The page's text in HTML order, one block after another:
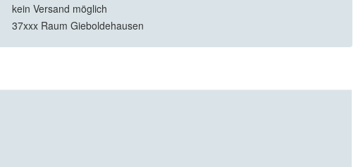
kein Versand möglich
37xxx Raum Gieboldehausen